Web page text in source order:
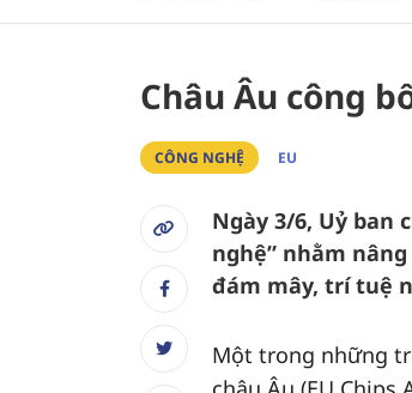
Châu Âu công
CÔNG NGHỆ EU
Ngày 3/6, Uỷ ban
nghệ” nhằm
đám mây, trí tuệ
Một trong những